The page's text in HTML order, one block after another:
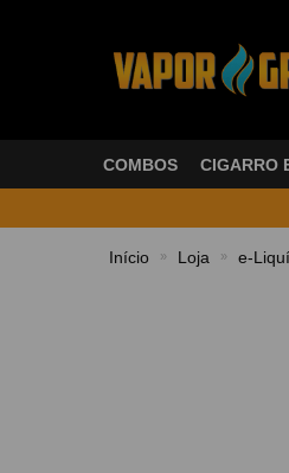
COMBOS CIGARRO
Início » Loja » e-